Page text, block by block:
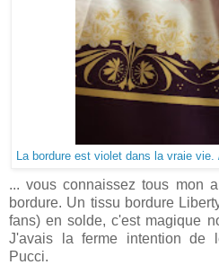
La bordure est violet dans la vraie
... vous connaissez tous mon
bordure. Un tissu bordure
fans) en solde, c'est magique
J'avais la ferme intention de
Pucci.